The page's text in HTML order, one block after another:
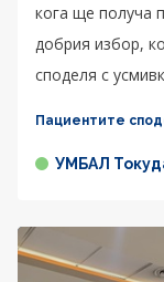
кога ще получа
добрия избор,
споделя с
Пациентите
УМБАЛ